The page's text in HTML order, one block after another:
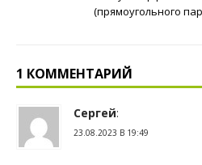
(прямоугольного
1 КОММЕНТАРИЙ
Сергей:
23.08.2023 В 19:49